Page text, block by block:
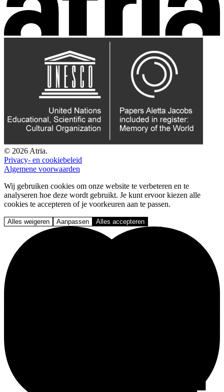
© 2026 Atria.
Privacy- en cookiebeleid
Algemene voorwaarden
Wij gebruiken cookies om onze website te verbeteren en te
analyseren hoe deze wordt gebruikt. Je kunt ervoor kiezen alle
cookies te accepteren of je voorkeuren aan te passen.
Alles weigeren Aanpassen Alles accepteren